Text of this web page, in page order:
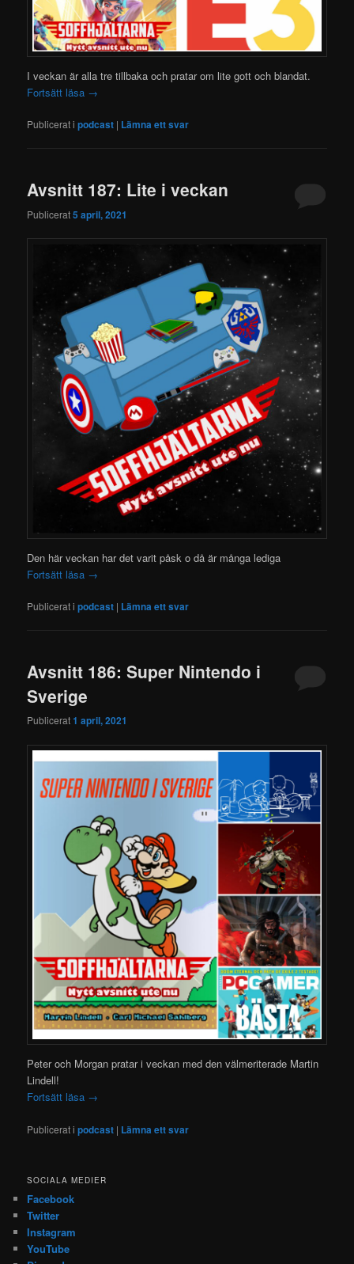
I veckan är alla tre tillbaka och pratar om lite gott och blandat.
Fortsätt läsa →
Publicerat i podcast | Lämna ett svar
Avsnitt 187: Lite i veckan
Publicerat5 april, 2021
Den här veckan har det varit påsk o då är många lediga
Fortsätt läsa →
Publicerat i podcast | Lämna ett svar
Avsnitt 186: Super Nintendo i
Sverige
Publicerat1 april, 2021
Peter och Morgan pratar i veckan med den välmeriterade Martin
Lindell!
Fortsätt läsa →
Publicerat i podcast | Lämna ett svar
SOCIALA MEDIER
Facebook
Twitter
Instagram
YouTube